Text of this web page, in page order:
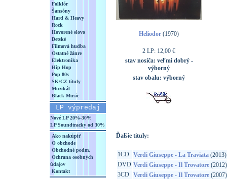
Folklór
Šansóny
Hard & Heavy
Rock
Hovorené slovo
Detské
Filmová hudba
Ostatné žánre
Elektronika
Hip Hop
Pop 80s
SK/CZ tituly
Muzikál
Black Music
LP výpredaj
Nové LP 20%-30%
LP Soundtracky od 30%
Ako nakúpiť
O obchode
Obchodné podm.
Ochrana osobných
údajov
Kontakt
Heliodor (1970)
2 LP: 12,00 €
stav nosiča: veľmi dobrý -
výborný
stav obalu: výborný
Ďalšie tituly:
1CD Verdi Giuseppe - La Traviata(2013)
DVD Verdi Giuseppe - Il Trovatore(2012)
3CD
Verdi Giuseppe - Il Trovatore(2007)